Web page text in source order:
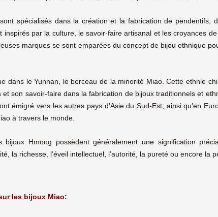
spécialisés dans la création et la fabrication de pendentifs,
inspirés par la culture, le savoir-faire artisanal et les croyances
marques se sont emparées du concept de bijou ethnique
dans le Yunnan, le berceau de la minorité Miao. Cette ethnie
son savoir-faire dans la fabrication de bijoux traditionnels et
émigré vers les autres pays d’Asie du Sud-Est, ainsi qu’en
à travers le monde.
Hmong possèdent généralement une signification
la richesse, l’éveil intellectuel, l’autorité, la pureté ou encore la
les bijoux Miao: